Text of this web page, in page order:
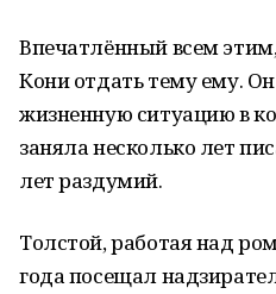
Впечатлённый всем
Кони отдать тему ему.
жизненную ситуацию в
заняла несколько лет
лет раздумий.
Толстой, работая над
года посещал